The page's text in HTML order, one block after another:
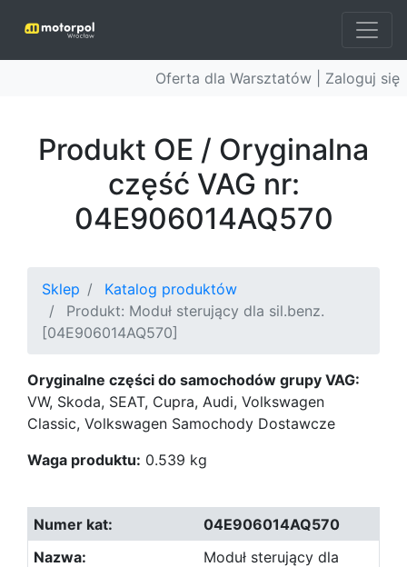
Oferta dla Warsztatów | Zaloguj się
Produkt OE / Oryginalna
część VAG nr:
04E906014AQ570
Sklep
Katalog produktów
Produkt: Moduł sterujący dla sil.benz.
[04E906014AQ570]
Oryginalne części do samochodów grupy VAG:
VW, Skoda, SEAT, Cupra, Audi, Volkswagen
Classic, Volkswagen Samochody Dostawcze
Waga produktu: 0.539 kg
04E906014AQ570
Moduł sterujący dla